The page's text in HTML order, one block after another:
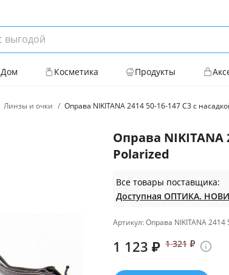
Дом Косметика Продукты
Линзы и очки Оправа NIKITANA 2414 50-16-147 С3 с
Оправа NIKITANA
Polarized
Все товары поставщика:
Артикул: Оправа NIKITANA
1 123 ₽ 1 321 ₽